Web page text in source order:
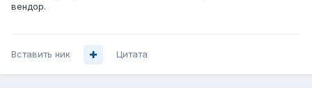
вендор.
Вставить ник Цитата